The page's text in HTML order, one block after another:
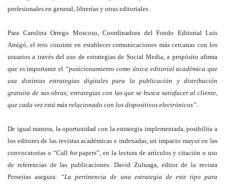
profesionales en general, librerías y otras editoriales.
Para Carolina Orrego Moscoso, Coordinadora del Fondo Editorial Luis
Amigó, el reto consiste en establecer comunicaciones más cercanas con los
usuarios a través del uso de estrategias de Social Media, a propósito afirma
que es importante el “posicionamiento como única editorial académica que
usa distintas estrategias digitales para la publicación y distribución
gratuita de sus obras; estrategias con las que se busca satisfacer al cliente,
que cada vez está más relacionado con los dispositivos electrónicos”.
De igual manera, la oportunidad con la estrategia implementada, posibilita a
los editores de las revistas académicas e indexadas, un impacto mayor en las
convocatorias o “Call for papers”, en la lectura de artículos y citación o uso
de referencias de las publicaciones. David Zuluaga, editor de la revista
Perseitas asegura:
“La pertinencia de una estrategia de este tipo para